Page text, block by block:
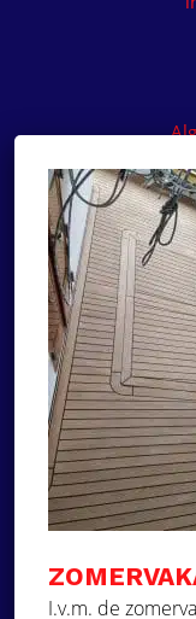
Wilt u een
een kunststof
I.v.m. de
Deze
gebruik van
Deze website
gebruikerservaring
onze website te
alle cookies in
STRIKT